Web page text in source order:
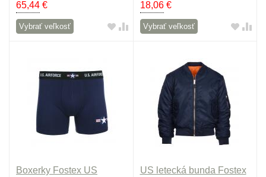
65,44 €
Vybrať veľkosť
18,06€
Vybrať veľkosť
Boxerky Fostex US
US letecká bunda Fostex